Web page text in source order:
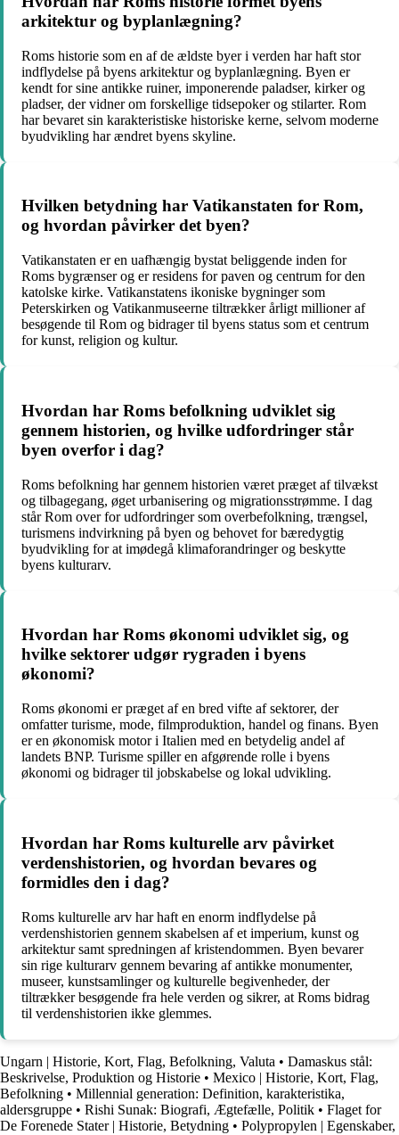
arkitektur og byplanlægning?
Roms historie som en af de ældste byer i verden har haft stor
indflydelse på byens arkitektur og byplanlægning. Byen er
kendt for sine antikke ruiner, imponerende paladser, kirker og
pladser, der vidner om forskellige tidsepoker og stilarter. Rom
har bevaret sin karakteristiske historiske kerne, selvom moderne
byudvikling har ændret byens skyline.
Hvilken betydning har Vatikanstaten for Rom,
og hvordan påvirker det byen?
Vatikanstaten er en uafhængig bystat beliggende inden for
Roms bygrænser og er residens for paven og centrum for den
katolske kirke. Vatikanstatens ikoniske bygninger som
Peterskirken og Vatikanmuseerne tiltrækker årligt millioner af
besøgende til Rom og bidrager til byens status som et centrum
for kunst, religion og kultur.
Hvordan har Roms befolkning udviklet sig
gennem historien, og hvilke udfordringer står
byen overfor i dag?
Roms befolkning har gennem historien været præget af tilvækst
og tilbagegang, øget urbanisering og migrationsstrømme. I dag
står Rom over for udfordringer som overbefolkning, trængsel,
turismens indvirkning på byen og behovet for bæredygtig
byudvikling for at imødegå klimaforandringer og beskytte
byens kulturarv.
Hvordan har Roms økonomi udviklet sig, og
hvilke sektorer udgør rygraden i byens
økonomi?
Roms økonomi er præget af en bred vifte af sektorer, der
omfatter turisme, mode, filmproduktion, handel og finans. Byen
er en økonomisk motor i Italien med en betydelig andel af
landets BNP. Turisme spiller en afgørende rolle i byens
økonomi og bidrager til jobskabelse og lokal udvikling.
Hvordan har Roms kulturelle arv påvirket
verdenshistorien, og hvordan bevares og
formidles den i dag?
Roms kulturelle arv har haft en enorm indflydelse på
verdenshistorien gennem skabelsen af et imperium, kunst og
arkitektur samt spredningen af kristendommen. Byen bevarer
sin rige kulturarv gennem bevaring af antikke monumenter,
museer, kunstsamlinger og kulturelle begivenheder, der
tiltrækker besøgende fra hele verden og sikrer, at Roms bidrag
til verdenshistorien ikke glemmes.
Ungarn | Historie, Kort, Flag, Befolkning, Valuta • Damaskus stål:
Beskrivelse, Produktion og Historie • Mexico | Historie, Kort, Flag,
Befolkning • Millennial generation: Definition, karakteristika,
aldersgruppe • Rishi Sunak: Biografi, Ægtefælle, Politik • Flaget for
De Forenede Stater | Historie, Betydning • Polypropylen | Egenskaber,